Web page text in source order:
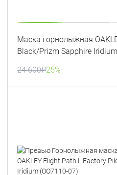
Маска горнолыжная
Black/Prizm Sapphire
24 600₽25%